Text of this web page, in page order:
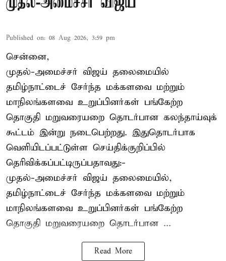
Published on: 08 Aug 2026, 3:59 pm
சென்னை,
முதல்-அமைச்சர் விஜய் தலைமையில்
தமிழ்நாட்டைச் சேர்ந்த மக்களவை மற்றும்
மாநிலங்களவை உறுப்பினர்கள் பங்கேற்ற
தொகுதி மறுவரையறை தொடர்பான கலந்தாய்வுக்
கூட்டம் இன்று நடைபெற்றது. இதுதொடர்பாக
வெளியிடப்பட்டுள்ள செய்திக்குறிப்பில்
தெரிவிக்கப்பட்டிருப்பதாவது:-
முதல்-அமைச்சர் விஜய் தலைமையில்,
தமிழ்நாட்டைச் சேர்ந்த மக்களவை மற்றும்
மாநிலங்களவை உறுப்பினர்கள் பங்கேற்ற
தொகுதி மறுவரையறை தொடர்பான ...
Read More